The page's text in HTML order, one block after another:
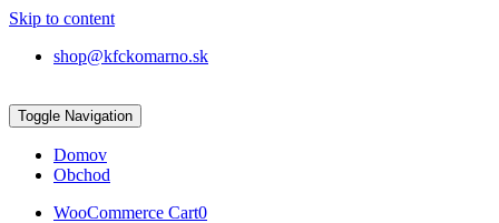
Skip to content
shop@kfckomarno.sk
Toggle Navigation
Domov
Obchod
WooCommerce Cart0